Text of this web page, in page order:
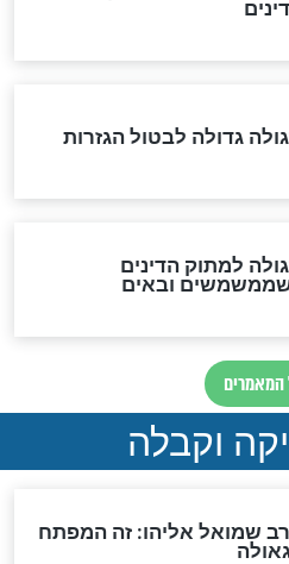
לחשב את הקץ?
המשיח?